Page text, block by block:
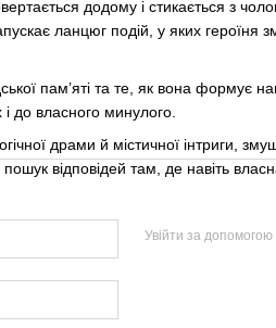
додому і стикається з
ланцюг подій, у яких
пам’яті та те, як вона
до власного минулого.
драми й містичної інтриги,
відповідей там, де навіть
Увійти за допомогою